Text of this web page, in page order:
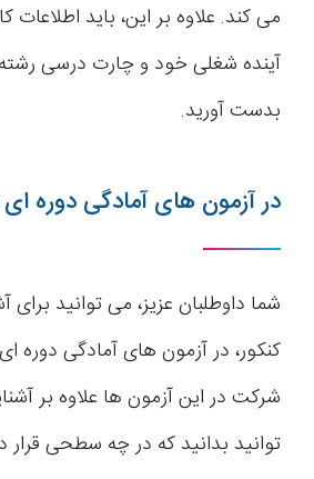
می کند. علاوه بر این، باید اطلاعات
آینده شغلی خود و چارت درسی
بدست آورید.
در آزمون های آمادگی دوره
شما داوطلبان عزیز، می توانید برای
کنکور، در آزمون های آمادگی دوره
شرکت در این آزمون ها علاوه بر
توانید بدانید که در چه سطحی قرار